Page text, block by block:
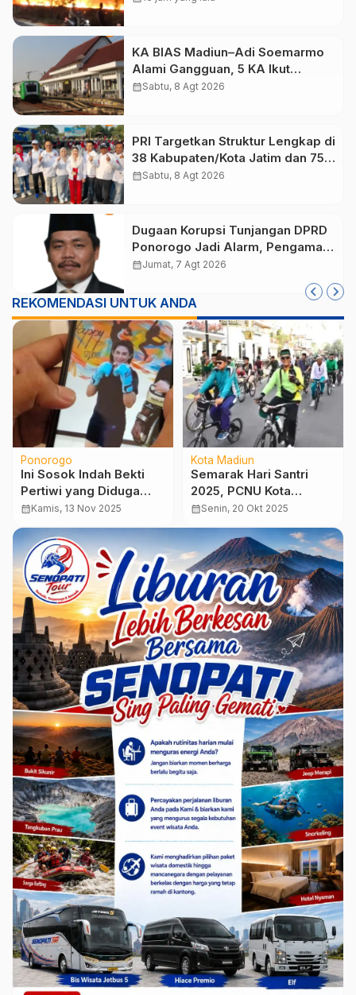
KA BIAS Madiun–Adi Soemarmo
Alami Gangguan, 5 KA Ikut
Terdampak
calendar_monthSabtu, 8 Agt 2026
PRI Targetkan Struktur Lengkap di
38 Kabupaten/Kota Jatim dan 75
Kursi DPR RI pada Pemilu 2029
calendar_monthSabtu, 8 Agt 2026
Dugaan Korupsi Tunjangan DPRD
Ponorogo Jadi Alarm, Pengamat
Minta Magetan Perkuat Tata
calendar_monthJumat, 7 Agt 2026
REKOMENDASI UNTUK ANDA
Ponorogo
Ini Sosok Indah Bekti
Pertiwi yang Diduga
Dekat Direktur RSUD dr.
Harjono Ponorogo
calendar_monthKamis, 13 Nov 2025
Kota Madiun
Semarak Hari Santri
2025, PCNU Kota
Madiun Gelar Sepedaan
“Kupluk’an” Penuh
Kebersamaan
calendar_monthSenin, 20 Okt 2025